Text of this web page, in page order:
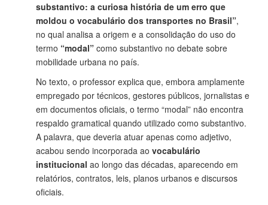
substantivo: a curiosa história de um erro que
moldou o vocabulário dos transportes no Brasil”,
no qual analisa a origem e a consolidação do uso do
termo “modal” como substantivo no debate sobre
mobilidade urbana no país.
No texto, o professor explica que, embora amplamente
empregado por técnicos, gestores públicos, jornalistas e
em documentos oficiais, o termo “modal” não encontra
respaldo gramatical quando utilizado como substantivo.
A palavra, que deveria atuar apenas como adjetivo,
acabou sendo incorporada ao vocabulário
institucional ao longo das décadas, aparecendo em
relatórios, contratos, leis, planos urbanos e discursos
oficiais.